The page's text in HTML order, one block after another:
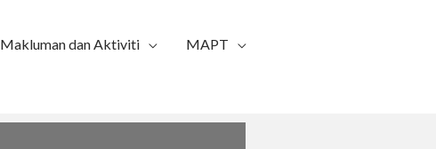
Makluman dan Aktiviti
MAPT